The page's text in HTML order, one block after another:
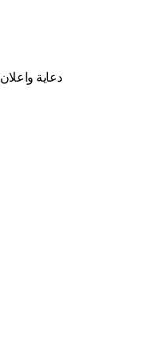
دعاية واعلان